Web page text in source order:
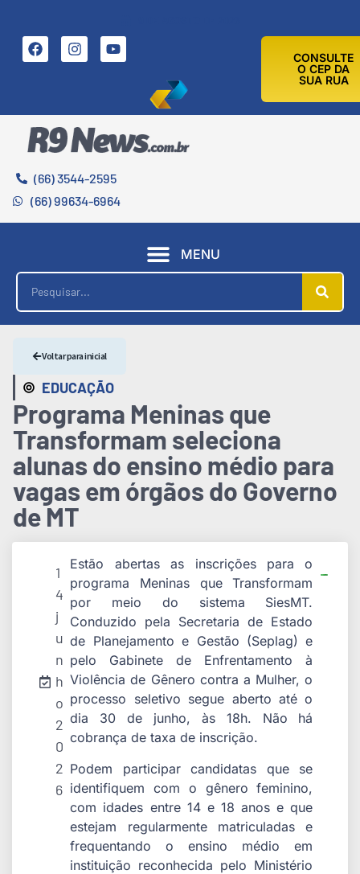
CONSULTE
O CEP DA
SUA RUA
(66) 3544-2595
(66) 99634-6964
MENU
EDUCAÇÃO
Voltar para inicial
Programa Meninas que
Transformam seleciona
alunas do ensino médio para
vagas em órgãos do Governo
de MT
1
4
j
u
n
h
o
2
0
2
6
Estão abertas as inscrições para o
programa Meninas que Transformam
por meio do sistema SiesMT.
Conduzido pela Secretaria de Estado
de Planejamento e Gestão (Seplag) e
pelo Gabinete de Enfrentamento à
Violência de Gênero contra a Mulher, o
processo seletivo segue aberto até o
dia 30 de junho, às 18h. Não há
cobrança de taxa de inscrição.
Podem participar candidatas que se
identifiquem com o gênero feminino,
com idades entre 14 e 18 anos e que
estejam regularmente matriculadas e
frequentando o ensino médio em
instituição reconhecida pelo Ministério